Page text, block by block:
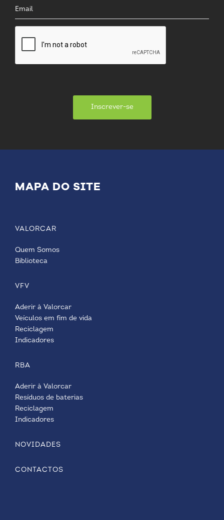
Inscrever-se
MAPA DO SITE
VALORCAR
Quem Somos
Biblioteca
VFV
Aderir à Valorcar
Veículos em fim de vida
Reciclagem
Indicadores
RBA
Aderir à Valorcar
Resíduos de baterias
Reciclagem
Indicadores
NOVIDADES
CONTACTOS